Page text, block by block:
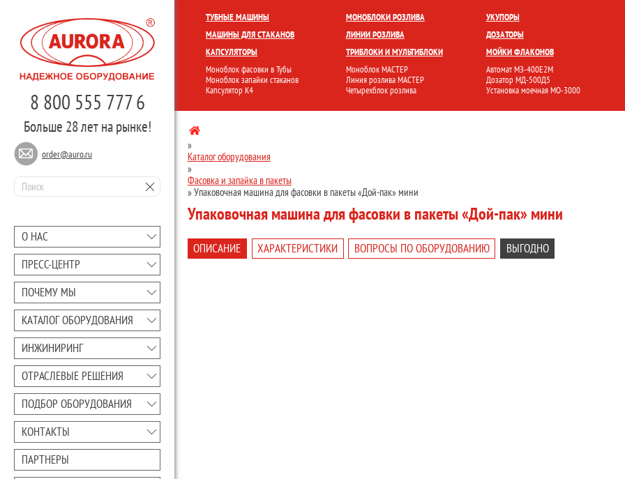
8 800 555 777 6
Больше 28 лет на рынке!
order@auro.ru
О НАС
ПРЕCC-ЦЕНТР
ПОЧЕМУ МЫ
КАТАЛОГ ОБОРУДОВАНИЯ
ИНЖИНИРИНГ
ОТРАСЛЕВЫЕ РЕШЕНИЯ
ПОДБОР ОБОРУДОВАНИЯ
КОНТАКТЫ
ПАРТНЕРЫ
ТУБНЫЕ МАШИНЫ
МАШИНЫ ДЛЯ СТАКАНОВ
КАПСУЛЯТОРЫ
Моноблок фасовки в Тубы
Моноблок запайки стаканов
Капсулятор К4
МОНОБЛОКИ РОЗЛИВА
ЛИНИИ РОЗЛИВА
ТРИБЛОКИ И МУЛЬТИБЛОКИ
Моноблок МАСТЕР
Линия розлива МАСТЕР
Четырехблок розлива
УКУПОРЫ
ДОЗАТОРЫ
МОЙКИ ФЛАКОНОВ
Автомат МЗ-400Е2М
Дозатор МД-500Д5
Установка моечная МО-3000
КОМПЛЕКСНЫЕ ЛИНИИ УКУПОРКА РОЗЛИВ И ФАСОВКА МОЙКА ТАРЫ НАКЛЕЙКА
»
Каталог оборудования
»
Фасовка и запайка в пакеты
»Упаковочная машина для фасовки в пакеты «Дой-пак» мини
Упаковочная машина для фасовки в пакеты «Дой-пак» мини
ОПИСАНИЕ ХАРАКТЕРИСТИКИ ВОПРОСЫ ПО ОБОРУДОВАНИЮ ВЫГОДНО